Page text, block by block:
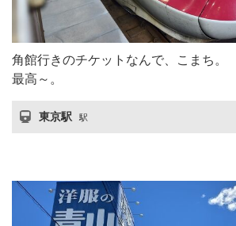
角館行きのチケットなんで、こまち。
最高～。
東京駅 駅